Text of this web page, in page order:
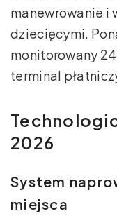
manewrowanie i
dziecięcymi.
monitorowany
terminal
2026
System
miejsca